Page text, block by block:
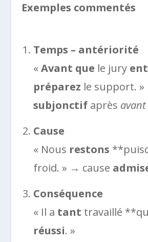
Exemples commentés
Temps – antériorité
«Avant que le jury
préparez le support.
subjonctif après
Cause
« Nous restons
froid. » → cause
Conséquence
« Il a tant travaillé
réussi. »